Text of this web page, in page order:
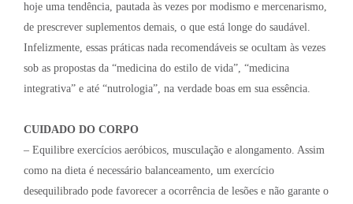
hoje uma tendência, pautada às vezes por modismo e mercenarismo,
de prescrever suplementos demais, o que está longe do saudável.
Infelizmente, essas práticas nada recomendáveis se ocultam às vezes
sob as propostas da “medicina do estilo de vida”, “medicina
integrativa” e até “nutrologia”, na verdade boas em sua essência.
CUIDADO DO CORPO
– Equilibre exercícios aeróbicos, musculação e alongamento. Assim
como na dieta é necessário balanceamento, um exercício
desequilibrado pode favorecer a ocorrência de lesões e não garante o